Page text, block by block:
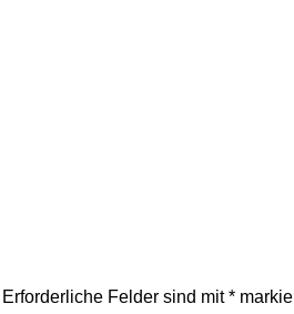
Erforderliche Felder sind mit*